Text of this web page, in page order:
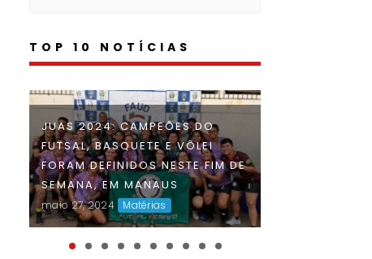
TOP 10 NOTÍCIAS
FAUD DÁ INÍCIO À 47ª EDIÇÃO
DOS JOGOS UNIVERSITÁRIOS
DO AMAZONAS (JUAS) E
DISPUTAS ACIRRADAS MARCAM
O INÍCIO DA COMPETIÇÃO
maio 06, 2024 Matérias
JUAS 2024: CAMPEÕES DO
FUTSAL, BASQUETE E VÔLEI
FORAM DEFINIDOS NESTE FIM DE
SEMANA, EM MANAUS
maio 27, 2024 Matérias